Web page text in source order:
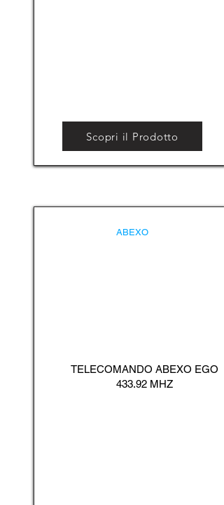
Scopri il Prodotto
ABEXO
TELECOMANDO ABEXO EGO
433.92 MHZ